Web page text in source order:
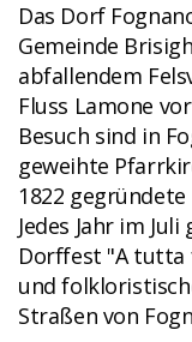
Das Dorf
Gemeinde
abfallendem
Fluss Lamone
Besuch sind in
geweihte
1822
Jedes Jahr im
Dorffest "A tutta
und
Straßen von